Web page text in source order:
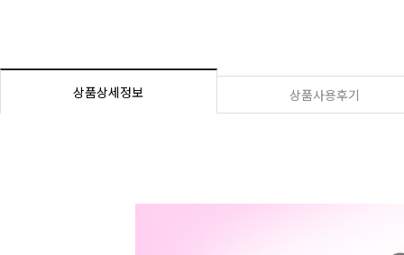
상품상세정보 상품사용후기